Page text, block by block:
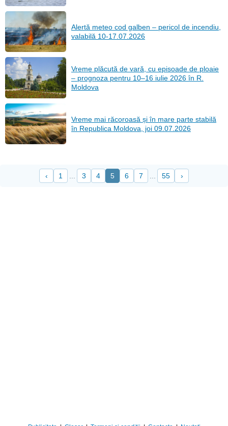
Alertă meteo cod galben – pericol de incendiu,
valabilă 10-17.07.2026
Vreme plăcută de vară, cu episoade de ploaie
– prognoza pentru 10–16 iulie 2026 în R.
Moldova
Vreme mai răcoroasă și în mare parte stabilă
în Republica Moldova, joi 09.07.2026
‹ 1 ... 3 4 5 6 7 ... 55 ›